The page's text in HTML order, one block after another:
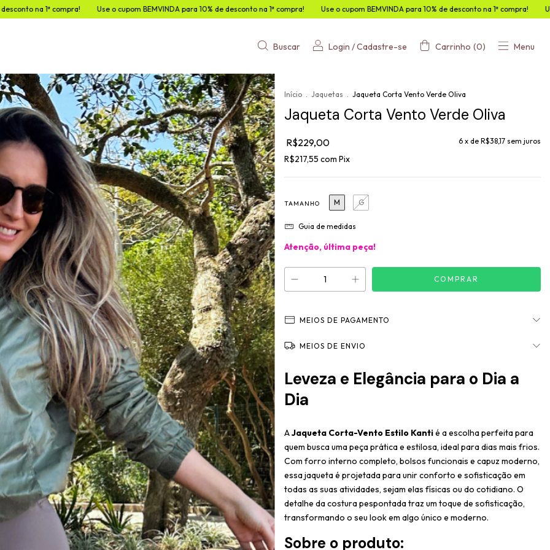
Use o cupom BEMVINDA para 10% de desconto na 1ª compra! Use o cupom BEMVINDA para 10% de desconto na 1ª compra! Use o cupom
Menu
Buscar Login /Cadastre-se Carrinho (0)
Início . Jaquetas . Jaqueta Corta Vento Verde Oliva
Jaqueta Corta Vento Verde Oliva
R$229,00 6 x de R$38,17 sem juros
R$217,55 com Pix
TAMANHO M G
Guia de medidas
Atenção, última peça!
MEIOS DE PAGAMENTO
MEIOS DE ENVIO
Leveza e Elegância para o Dia a
Dia
AJaqueta Corta-Vento Estilo Kantié a escolha perfeita para
quem busca uma peça prática e estilosa, ideal para dias mais frios.
Com forro interno completo, bolsos funcionais e capuz moderno,
essa jaqueta é projetada para unir conforto e sofisticação em
todas as suas atividades, sejam elas físicas ou do cotidiano. O
detalhe da costura pespontada traz um toque de sofisticação,
transformando o seu look em algo único e moderno.
Sobre o produto: